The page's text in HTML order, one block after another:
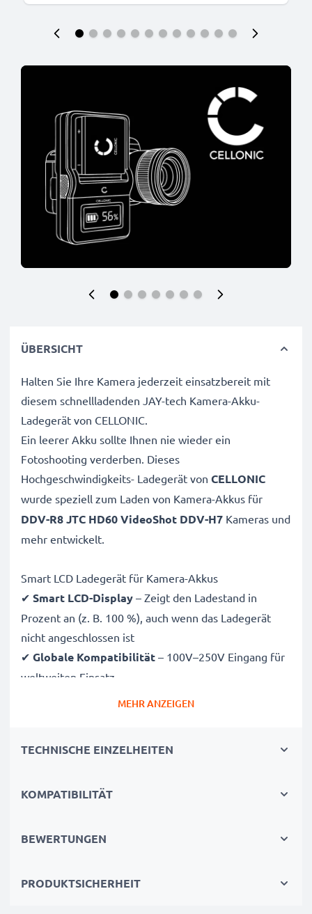
ÜBERSICHT
Halten Sie Ihre Kamera jederzeit einsatzbereit mit
diesem schnellladenden JAY-tech Kamera-Akku-
Ladegerät von CELLONIC.
Ein leerer Akku sollte Ihnen nie wieder ein
Fotoshooting verderben. Dieses
Hochgeschwindigkeits- Ladegerät von CELLONIC
wurde speziell zum Laden von Kamera-Akkus für
DDV-R8 JTC HD60 VideoShot DDV-H7 Kameras und
mehr entwickelt.
Smart LCD Ladegerät für Kamera-Akkus
✔ Smart LCD-Display – Zeigt den Ladestand in
Prozent an (z. B. 100 %), auch wenn das Ladegerät
nicht angeschlossen ist
✔ Globale Kompatibilität – 100V–250V Eingang für
weltweiten Einsatz
mit Schutz vor Überladung, Überhitzung und
✔Kompakt & leicht
MEHR ANZEIGEN
TECHNISCHE EINZELHEITEN
KOMPATIBILITÄT
BEWERTUNGEN
PRODUKTSICHERHEIT